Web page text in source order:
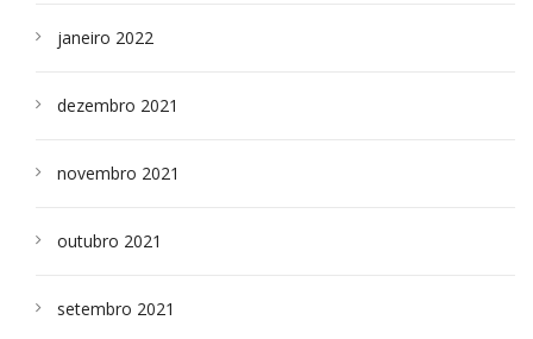
janeiro 2022
dezembro 2021
novembro 2021
outubro 2021
setembro 2021